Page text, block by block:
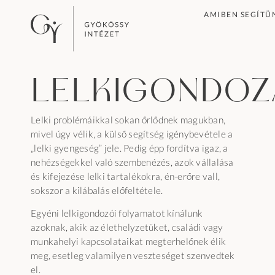
AMIBEN
Lelki problémáikkal sokan őrlődnek magukban,
mivel úgy vélik, a külső segítség igénybevétele a
„lelki gyengeség” jele. Pedig épp fordítva igaz, a
nehézségekkel való szembenézés, azok vállalása
és kifejezése lelki tartalékokra, én-erőre vall,
sokszor a kilábalás előfeltétele.
Egyéni lelkigondozói folyamatot kínálunk
azoknak, akik az élethelyzetüket, családi vagy
munkahelyi kapcsolataikat megterhelőnek élik
meg, esetleg valamilyen veszteséget szenvedtek
el.